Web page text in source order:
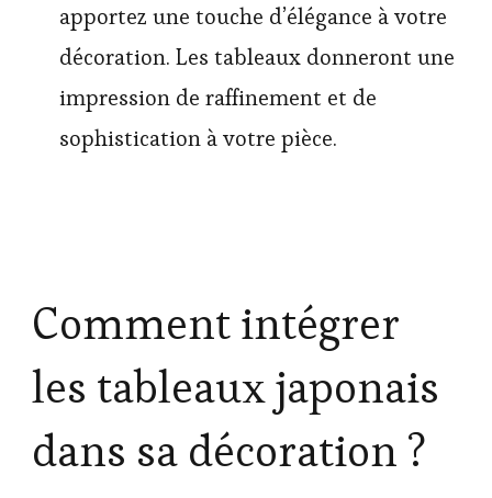
apportez une touche d’élégance à votre
décoration. Les tableaux donneront une
impression de raffinement et de
sophistication à votre pièce.
Comment intégrer
les tableaux japonais
dans sa décoration ?